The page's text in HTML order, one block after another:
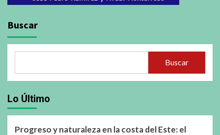
Buscar
Buscar
Lo Último
Progreso y naturaleza en la costa del Este: el